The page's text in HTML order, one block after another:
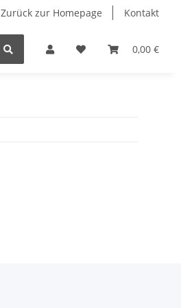
Zurück zur Homepage Kontakt
0,00 €